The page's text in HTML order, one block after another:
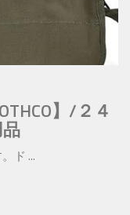
】/２４
ド ...